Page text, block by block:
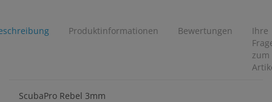
Produktinformationen Bewertungen
Ihre
zum
ScubaPro Rebel 3mm